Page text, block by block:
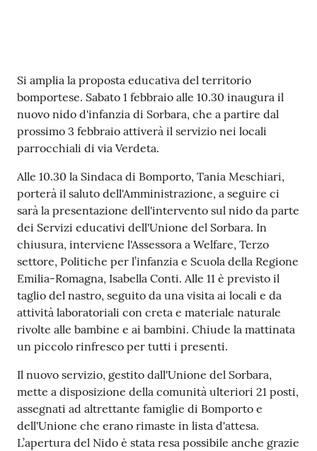
Contenuto
Si amplia la proposta educativa del territorio
bomportese. Sabato 1 febbraio alle 10.30 inaugura il
nuovo nido d'infanzia di Sorbara, che a partire dal
prossimo 3 febbraio attiverà il servizio nei locali
parrocchiali di via Verdeta.
Alle 10.30 la Sindaca di Bomporto, Tania Meschiari,
porterà il saluto dell'Amministrazione, a seguire ci
sarà la presentazione dell'intervento sul nido da parte
dei Servizi educativi dell'Unione del Sorbara. In
chiusura, interviene l'Assessora a Welfare, Terzo
settore, Politiche per l’infanzia e Scuola della Regione
Emilia-Romagna, Isabella Conti. Alle 11 è previsto il
taglio del nastro, seguito da una visita ai locali e da
attività laboratoriali con creta e materiale naturale
rivolte alle bambine e ai bambini. Chiude la mattinata
un piccolo rinfresco per tutti i presenti.
Il nuovo servizio, gestito dall'Unione del Sorbara,
mette a disposizione della comunità ulteriori 21 posti,
assegnati ad altrettante famiglie di Bomporto e
dell'Unione che erano rimaste in lista d'attesa.
L’apertura del Nido è stata resa possibile anche grazie